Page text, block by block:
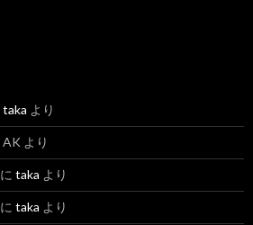
taka より
AK より
に taka より
に taka より